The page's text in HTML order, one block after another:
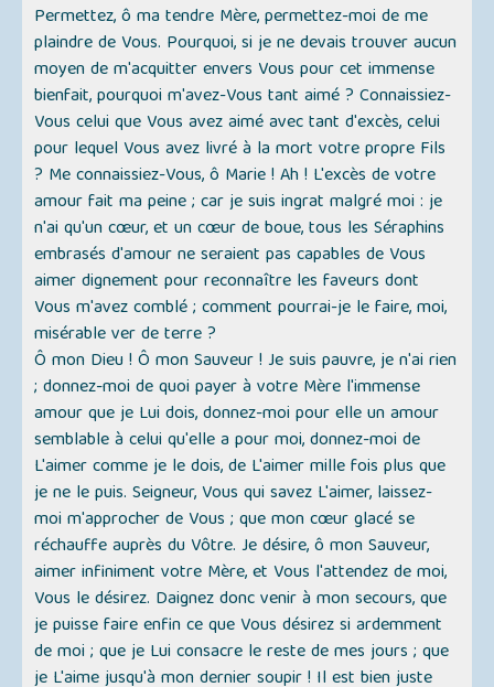
Permettez, ô ma tendre Mère, permettez-moi de me
plaindre de Vous. Pourquoi, si je ne devais trouver aucun
moyen de m'acquitter envers Vous pour cet immense
bienfait, pourquoi m'avez-Vous tant aimé ? Connaissiez-
Vous celui que Vous avez aimé avec tant d'excès, celui
pour lequel Vous avez livré à la mort votre propre Fils
? Me connaissiez-Vous, ô Marie ! Ah ! L'excès de votre
amour fait ma peine ; car je suis ingrat malgré moi : je
n'ai qu'un cœur, et un cœur de boue, tous les Séraphins
embrasés d'amour ne seraient pas capables de Vous
aimer dignement pour reconnaître les faveurs dont
Vous m'avez comblé ; comment pourrai-je le faire, moi,
misérable ver de terre ?
Ô mon Dieu ! Ô mon Sauveur ! Je suis pauvre, je n'ai rien
; donnez-moi de quoi payer à votre Mère l'immense
amour que je Lui dois, donnez-moi pour elle un amour
semblable à celui qu'elle a pour moi, donnez-moi de
L'aimer comme je le dois, de L'aimer mille fois plus que
je ne le puis. Seigneur, Vous qui savez L'aimer, laissez-
moi m'approcher de Vous ; que mon cœur glacé se
réchauffe auprès du Vôtre. Je désire, ô mon Sauveur,
aimer infiniment votre Mère, et Vous l'attendez de moi,
Vous le désirez. Daignez donc venir à mon secours, que
je puisse faire enfin ce que Vous désirez si ardemment
de moi ; que je Lui consacre le reste de mes jours ; que
je L'aime jusqu'à mon dernier soupir ! Il est bien juste